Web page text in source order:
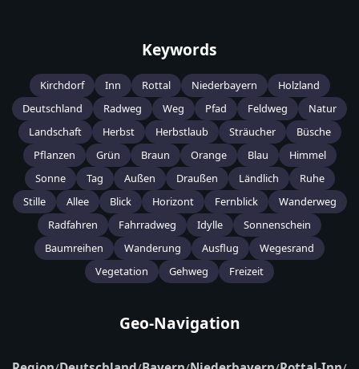
Keywords
Kirchdorf Inn Rottal Niederbayern
Holzland
Deutschland
Radweg Weg Pfad Feldweg
Natur
Landschaft
Herbst Herbstlaub Sträucher
Büsche
Pflanzen
Grün Braun Orange Blau
Himmel
Sonne
Tag Außen Draußen Ländlich
Ruhe
Stille
Allee Blick Horizont Fernblick
Wanderweg
Radfahren
Fahrradweg Idylle
Sonnenschein
Baumreihen
Wanderung Ausflug
Wegesrand
Vegetation
Gehweg Freizeit
Geo-Navigation